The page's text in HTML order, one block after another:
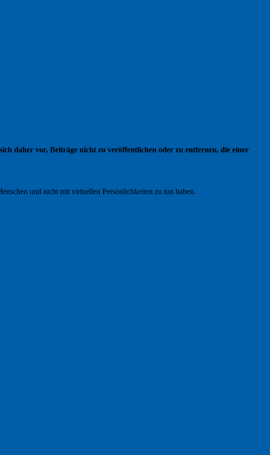
daher vor, Beiträge nicht zu veröffentlichen oder zu entfernen, die einer
und nicht mit virtuellen Persönlichkeiten zu tun haben.